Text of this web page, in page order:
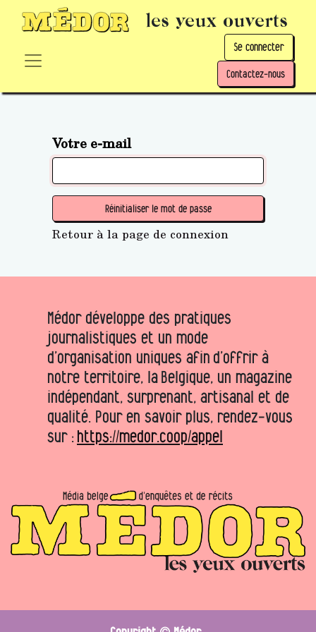
les yeux ouverts
Se connecter
Contactez-nous
Votre e-mail
Réinitialiser le mot de passe
Retour à la page de connexion
Médor développe des pratiques
journalistiques et un mode
d’organisation uniques afin d’offrir à
notre territoire, la Belgique, un magazine
indépendant, surprenant, artisanal et de
qualité. Pour en savoir plus, rendez-vous
sur : https://medor.coop/appel